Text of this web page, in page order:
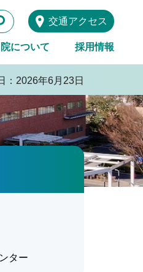
交通アクセス
について 採用情報
：2026年6月23日
ター